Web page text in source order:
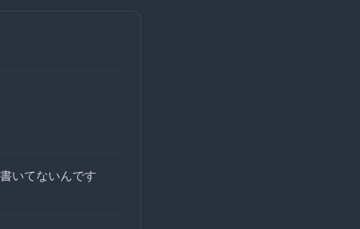
いてないんです